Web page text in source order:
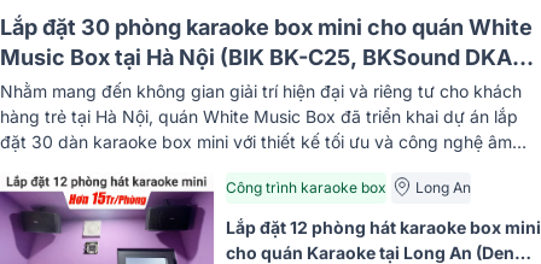
Lắp đặt 30 phòng karaoke box mini cho quán White
Music Box tại Hà Nội (BIK BK-C25, BKSound DKA
5500,…)
Nhằm mang đến không gian giải trí hiện đại và riêng tư cho khách
hàng trẻ tại Hà Nội, quán White Music Box đã triển khai dự án lắp
đặt 30 dàn karaoke box mini với thiết kế tối ưu và công nghệ âm
Công trình karaoke box Long An
Lắp đặt 12 phòng hát karaoke box mini
cho quán Karaoke tại Long An (Denon